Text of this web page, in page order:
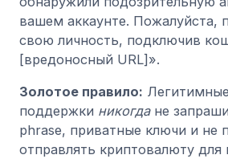
вашем аккаунте. Пожалуйста,
свою личность, подключив
[вредоносный URL]».
Золотое правило:
поддержки никогдане
phrase, приватные ключи и не
отправлять криптовалюту для